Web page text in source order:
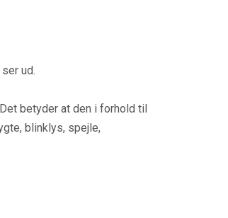
ud.
betyder at den i forhold til
blinklys, spejle,